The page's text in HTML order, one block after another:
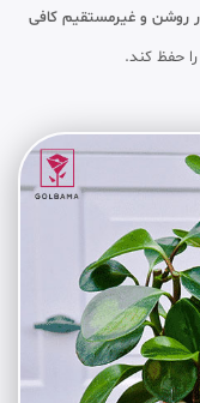
روشن و غیرمستقیم کافی
حفظ کند.